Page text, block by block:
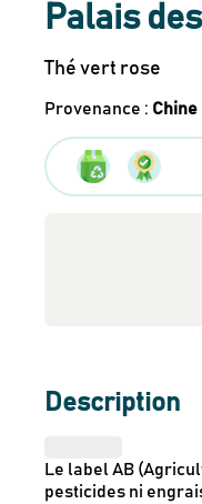
Palais
Thé vert rose
Provenance : Chine
Description
Le label AB
pesticides ni